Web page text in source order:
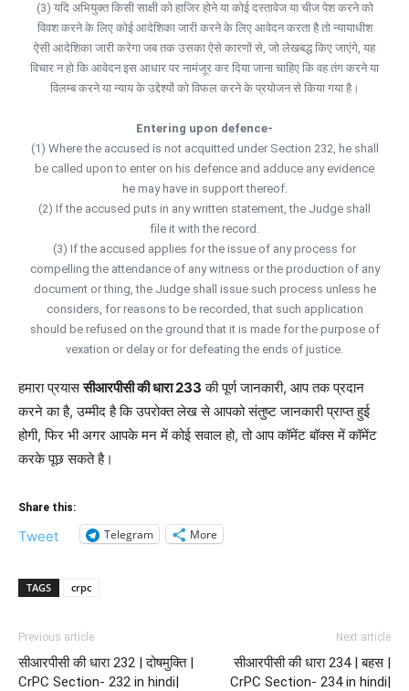
(3) यदि अभियुक्त किसी साक्षी को हाजिर होने या कोई दस्तावेज या चीज पेश करने को
विवश करने के लिए कोई आदेशिका जारी करने के लिए आवेदन करता है तो न्यायाधीश
ऐसी आदेशिका जारी करेगा जब तक उसका ऐसे कारणों से, जो लेखबद्ध किए जाएंगे, यह
विचार न हो कि आवेदन इस आधार पर नामंजूर कर दिया जाना चाहिए कि वह तंग करने या
विलम्ब करने या न्याय के उद्देश्यों को विफल करने के प्रयोजन से किया गया है।
Entering upon defence-
(1) Where the accused is not acquitted under Section 232, he shall
be called upon to enter on his defence and adduce any evidence
he may have in support thereof.
(2) If the accused puts in any written statement, the Judge shall
file it with the record.
(3) If the accused applies for the issue of any process for
compelling the attendance of any witness or the production of any
document or thing, the Judge shall issue such process unless he
considers, for reasons to be recorded, that such application
should be refused on the ground that it is made for the purpose of
vexation or delay or for defeating the ends of justice.
हमारा प्रयाससीआरपीसी की धारा 233 की पूर्ण जानकारी, आप तक प्रदान
करने का है, उम्मीद है कि उपरोक्त लेख से आपको संतुष्ट जानकारी प्राप्त हुई
होगी, फिर भी अगर आपके मन में कोई सवाल हो, तो आप कॉमेंट बॉक्स में कॉमेंट
करके पूछ सकते है।
Share this:
Tweet Telegram More
TAGS crpc
Previous article
सीआरपीसी की धारा 232 | दोषमुक्ति |
CrPC Section- 232 in hindi|
Next article
सीआरपीसी की धारा 234 | बहस |
CrPC Section- 234 in hindi|